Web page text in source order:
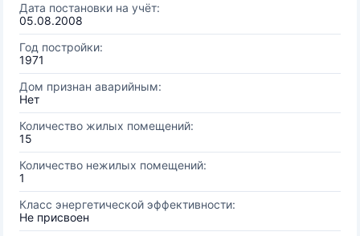
Дата постановки на учёт:
05.08.2008
Год постройки:
1971
Дом признан аварийным:
Нет
Количество жилых помещений:
15
Количество нежилых помещений:
1
Класс энергетической эффективности:
Не присвоен